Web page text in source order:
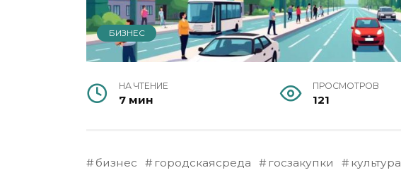
БИЗНЕС
НА ЧТЕНИЕ
7 мин
ПРОСМОТРОВ
121
бизнес городскаясреда госзакупки культура